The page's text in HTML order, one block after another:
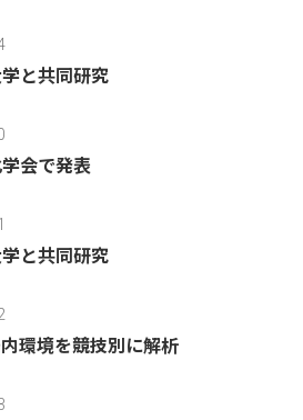
と共同研究
会で発表
と共同研究
環境を競技別に解析